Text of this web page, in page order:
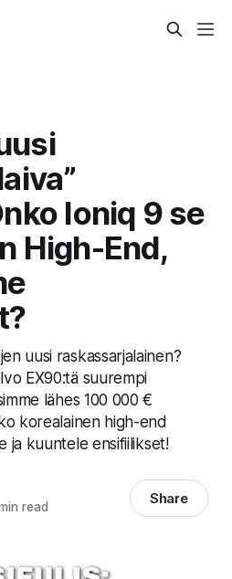
Ioniq 9 se
High-End,
uusi raskassarjalainen?
EX90:tä suurempi
lähes 100 000 €
korealainen high-end
ja kuuntele ensifiilikset!
read Share